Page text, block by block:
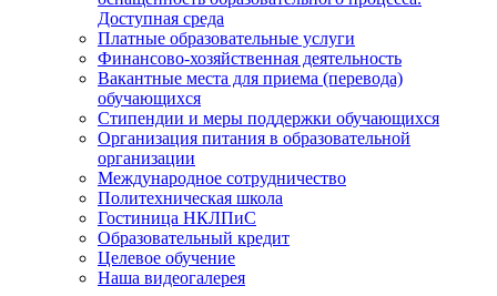
Доступная среда
Платные образовательные услуги
Финансово-хозяйственная деятельность
Вакантные места для приема (перевода)
обучающихся
Стипендии и меры поддержки обучающихся
Организация питания в образовательной
организации
Международное сотрудничество
Политехническая школа
Гостиница НКЛПиС
Образовательный кредит
Целевое обучение
Наша видеогалерея